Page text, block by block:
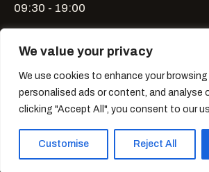
We value your privacy
We use cookies to enhance your browsing
personalised ads or content, and analyse
clicking "Accept All", you consent to our
Customise Reject All
09:30 - 19:00
Planifier un échange